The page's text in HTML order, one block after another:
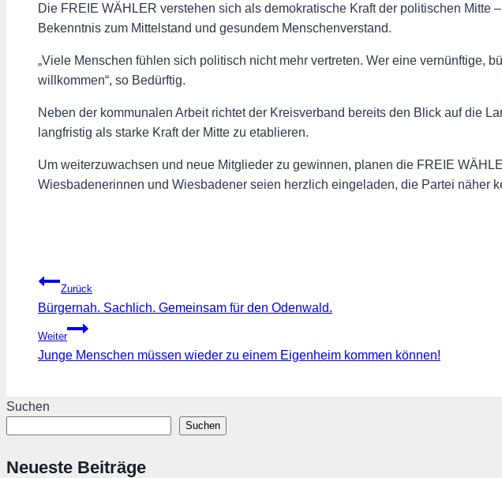
Die FREIE WÄHLER verstehen sich als demokratische Kraft der politischen Mitte
Bekenntnis zum Mittelstand und gesundem Menschenverstand.
„Viele Menschen fühlen sich politisch nicht mehr vertreten. Wer eine vernünftige,
willkommen“, so Bedürftig.
Neben der kommunalen Arbeit richtet der Kreisverband bereits den Blick auf die
langfristig als starke Kraft der Mitte zu etablieren.
Um weiterzuwachsen und neue Mitglieder zu gewinnen, planen die FREIE
Wiesbadenerinnen und Wiesbadener seien herzlich eingeladen, die Partei näher
Beitragsnavigation
Zurück
Bürgernah. Sachlich. Gemeinsam für den Odenwald.
Weiter
Junge Menschen müssen wieder zu einem Eigenheim kommen können!
Suchen
Suchen
Neueste Beiträge